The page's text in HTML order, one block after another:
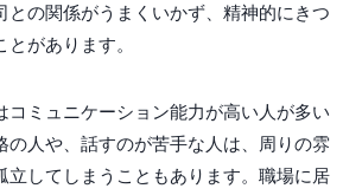
との関係がうまくいかず、精神的にきつ
があります。
コミュニケーション能力が高い人が多い
の人や、話すのが苦手な人は、周りの雰
立してしまうこともあります。職場に居